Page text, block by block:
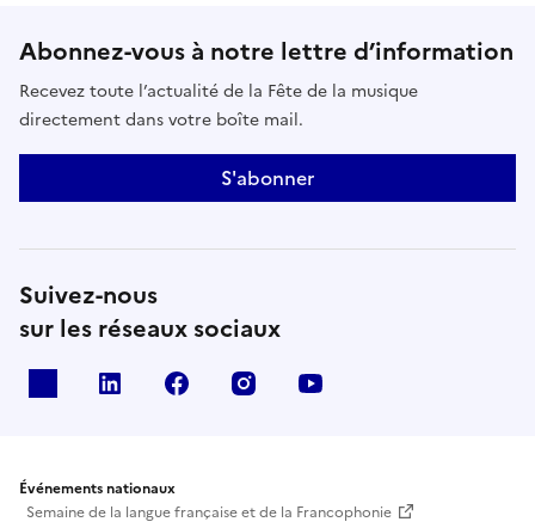
Abonnez-vous à notre lettre d’information
Recevez toute l’actualité de la Fête de la musique
directement dans votre boîte mail.
S'abonner
Suivez-nous
sur les réseaux sociaux
Linkedin Facebook Instagram
Événements nationaux
Semaine de la langue française et de la Francophonie